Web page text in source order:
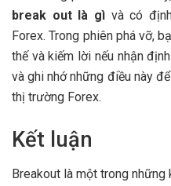
break out là gì và có
Forex. Trong phiên phá vỡ,
thế và kiếm lời nếu nhận
và ghi nhớ những điều này
thị trường Forex.
Kết luận
Breakout là một trong